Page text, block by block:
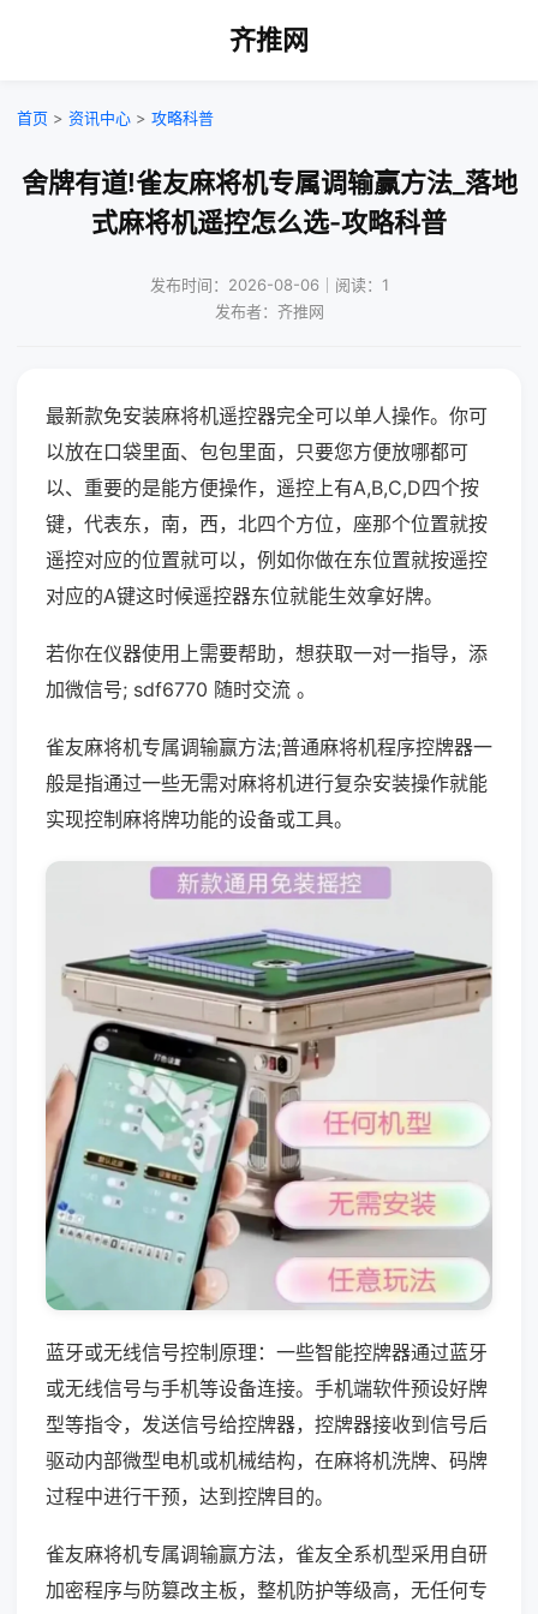
齐推网
首页 > 资讯中心 > 攻略科普
舍牌有道!雀友麻将机专属调输赢方法_落地
式麻将机遥控怎么选-攻略科普
发布时间：2026-08-06｜阅读：1
发布者：齐推网
最新款免安装麻将机遥控器完全可以单人操作。你可
以放在口袋里面、包包里面，只要您方便放哪都可
以、重要的是能方便操作，遥控上有A,B,C,D四个按
键，代表东，南，西，北四个方位，座那个位置就按
遥控对应的位置就可以，例如你做在东位置就按遥控
对应的A键这时候遥控器东位就能生效拿好牌。
若你在仪器使用上需要帮助，想获取一对一指导，添
加微信号; sdf6770 随时交流 。
雀友麻将机专属调输赢方法;普通麻将机程序控牌器一
般是指通过一些无需对麻将机进行复杂安装操作就能
实现控制麻将牌功能的设备或工具。
蓝牙或无线信号控制原理：一些智能控牌器通过蓝牙
或无线信号与手机等设备连接。手机端软件预设好牌
型等指令，发送信号给控牌器，控牌器接收到信号后
驱动内部微型电机或机械结构，在麻将机洗牌、码牌
过程中进行干预，达到控牌目的。
雀友麻将机专属调输赢方法，雀友全系机型采用自研
加密程序与防篡改主板，整机防护等级高，无任何专